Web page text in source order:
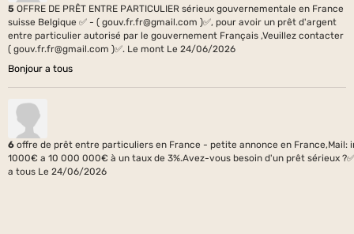
5 OFFRE DE PRÊT ENTRE PARTICULIER sérieux gouvernementale en France
suisse Belgique ✅ - ( gouv.fr.fr@gmail.com )✅, pour avoir un prêt d'argent
entre particulier autorisé par le gouvernement Français ,Veuillez contacter
( gouv.fr.fr@gmail.com )✅. Le mont Le 24/06/2026
Bonjour a tous
6 offre de prêt entre particuliers en France - petite annonce en France,Mail:
1000€ a 10 000 000€ à un taux de 3%.Avez-vous besoin d'un prêt sérieux
a tous Le 24/06/2026